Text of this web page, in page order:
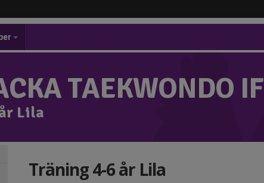
TAEKWONDO IF
Lila
Träning 4-6 år Lila